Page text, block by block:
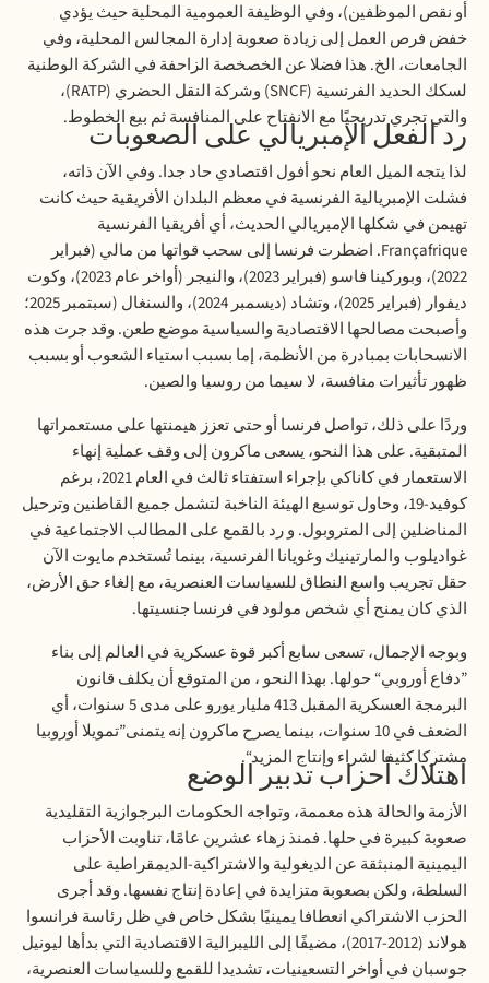
أو نقص الموظفين)، وفي الوظيفة العمومية المحلية حيث يؤدي
خفض فرص العمل إلى زيادة صعوبة إدارة المجالس المحلية، وفي
الجامعات، الخ. هذا فضلا عن الخصخصة الزاحفة في الشركة الوطنية
لسكك الحديد الفرنسية (SNCF) وشركة النقل الحضري (RATP)
،
والتي تجري تدريجيًا مع الانفتاح على المنافسة ثم بيع الخطوط. رد الفعل الإمبريالي على الصعوبات
لذا يتجه الميل العام نحو أفول اقتصادي حاد جدا. وفي الآن ذاته،
فشلت الإمبريالية الفرنسية في معظم البلدان الأفريقية حيث كانت
تهيمن في شكلها الإمبريالي الحديث، أي أفريقيا الفرنسية
Françafrique. اضطرت فرنسا إلى سحب قواتها من مالي (فبراير
2022)، وبوركينا فاسو (فبراير 2023)، والنيجر (أواخر عام 2023)، وكوت
ديفوار (فبراير 2025)، وتشاد (ديسمبر 2024)، والسنغال (سبتمبر 2025؛
وأصبحت مصالحها الاقتصادية والسياسية موضع طعن. وقد جرت هذه
الانسحابات بمبادرة من الأنظمة، إما بسبب استياء الشعوب أو بسبب
ظهور تأثيرات منافسة، لا سيما من روسيا والصين.
وردًا على ذلك، تواصل فرنسا أو حتى تعزز هيمنتها على مستعمراتها
المتبقية. على هذا النحو، يسعى ماكرون إلى وقف عملية إنهاء
الاستعمار في كاناكي بإجراء استفتاء ثالث في العام 2021، برغم
كوفيد-19، وحاول توسيع الهيئة الناخبة لتشمل جميع القاطنين وترحيل
المناضلين إلى المتروبول. و رد بالقمع على المطالب الاجتماعية في
غواديلوب والمارتينيك وغويانا الفرنسية، بينما تُستخدم مايوت الآن
حقل تجريب واسع النطاق للسياسات العنصرية، مع إلغاء حق الأرض،
الذي كان يمنح أي شخص مولود في فرنسا جنسيتها.
وبوجه الإجمال، تسعى سابع أكبر قوة عسكرية في العالم إلى بناء
”دفاع أوروبي“ حولها. بهذا النحو ، من المتوقع أن يكلف قانون
البرمجة العسكرية المقبل 413 مليار يورو على مدى 5 سنوات، أي
الضعف في 10 سنوات، بينما يصرح ماكرون إنه يتمنى”تمويلا أوروبيا
مشتركا كثيفا لشراء وإنتاج المزيد“.
اهتلاك أحزاب تدبير الوضع
الأزمة والحالة هذه معممة، وتواجه الحكومات البرجوازية التقليدية
صعوبة كبيرة في حلها. فمنذ زهاء عشرين عامًا، تناوبت الأحزاب
اليمينية المنبثقة عن الديغولية والاشتراكية-الديمقراطية على
السلطة، ولكن بصعوبة متزايدة في إعادة إنتاج نفسها. وقد أجرى
الحزب الاشتراكي انعطافا يمينيًا بشكل خاص في ظل رئاسة فرانسوا
هولاند (2012-2017)، مضيفًا إلى الليبرالية الاقتصادية التي بدأها ليونيل
جوسبان في أواخر التسعينيات، تشديدا للقمع وللسياسات العنصرية،